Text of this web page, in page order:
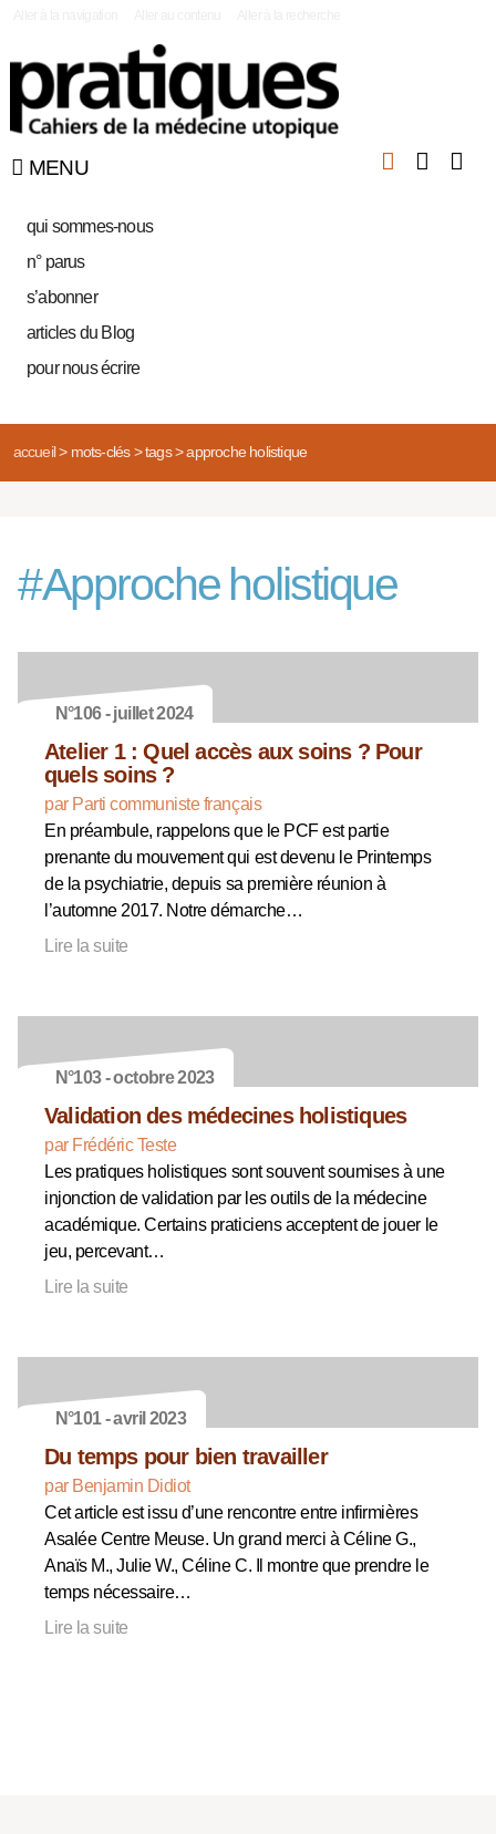
MENU
qui sommes-nous
n° parus
s’abonner
articles du Blog
pour nous écrire
accueil> mots-clés> tags> approche holistique
#Approche holistique
N°106 - juillet 2024
Atelier 1 : Quel accès aux soins ? Pour
quels soins ?
par Parti communiste français
En préambule, rappelons que le PCF est partie
prenante du mouvement qui est devenu le Printemps
de la psychiatrie, depuis sa première réunion à
l’automne 2017. Notre démarche…
Lire la suite
N°103 - octobre 2023
Validation des médecines holistiques
par Frédéric Teste
Les pratiques holistiques sont souvent soumises à une
injonction de validation par les outils de la médecine
académique. Certains praticiens acceptent de jouer le
jeu, percevant…
Lire la suite
N°101 - avril 2023
Du temps pour bien travailler
par Benjamin Didiot
Cet article est issu d’une rencontre entre infirmières
Asalée Centre Meuse. Un grand merci à Céline G.,
Anaïs M., Julie W., Céline C. Il montre que prendre le
temps nécessaire…
Lire la suite